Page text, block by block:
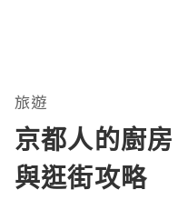
旅遊
京都人的廚
與逛街攻略